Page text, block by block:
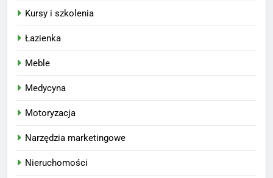
Kursy i szkolenia
Łazienka
Meble
Medycyna
Motoryzacja
Narzędzia marketingowe
Nieruchomości